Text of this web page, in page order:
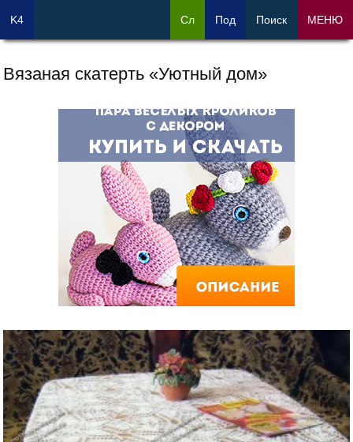
Вязаная скатерть «Уютный дом»
K4 Сл Под Поиск МЕНЮ